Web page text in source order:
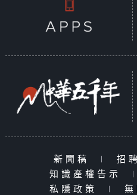
新聞稿 | 招
知識產權告示
|
私隱政策
|